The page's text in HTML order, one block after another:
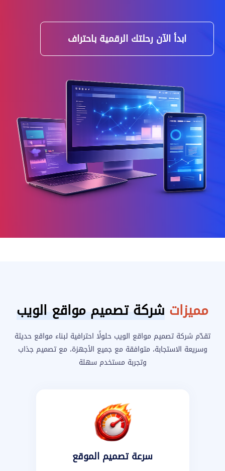
ابدأ الآن رحلتك الرقمية باحتراف
مميزات شركة تصميم مواقع الويب
تقدّم شركة تصميم مواقع الويب حلولًا احترافية لبناء مواقع حديثة
وسريعة الاستجابة، متوافقة مع جميع الأجهزة، مع تصميم جذاب
وتجربة مستخدم سهلة
سرعة تصميم الموقع